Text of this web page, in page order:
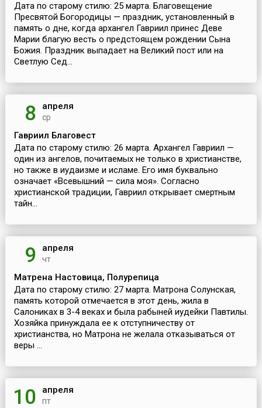
Дата по старому стилю: 25 марта. Благовещение
Пресвятой Богородицы — праздник, установленный в
память о дне, когда архангел Гавриил принес Деве
Марии благую весть о предстоящем рождении Сына
Божия. Праздник выпадает на Великий пост или на
Светлую Сед...
8 апреля
ср
Гавриил Благовест
Дата по старому стилю: 26 марта. Архангел Гавриил —
один из ангелов, почитаемых не только в христианстве,
но также в иудаизме и исламе. Его имя буквально
означает «Всевышний — сила моя». Согласно
христианской традиции, Гавриил открывает смертным
тайн...
9 апреля
чт
Матрена Настовица, Полурепица
Дата по старому стилю: 27 марта. Матрона Солунская,
память которой отмечается в этот день, жила в
Салониках в 3-4 веках и была рабыней иудейки Павтилы.
Хозяйка принуждала ее к отступничеству от
христианства, но Матрона не желала отказываться от
веры ...
10 апреля
пт